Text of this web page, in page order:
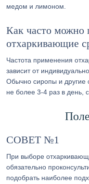
медом и лимоном.
Как часто можно
отхаркивающие
Частота применения
зависит от
Обычно сиропы и другие
не более 3-4 раз в день,
СОВЕТ №1
При выборе
обязательно
подобрать наиболее